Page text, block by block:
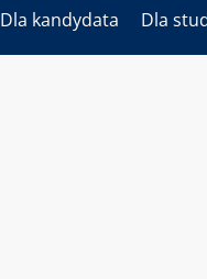
Dla kandydata Dla